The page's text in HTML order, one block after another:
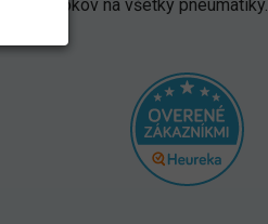
5 rokov na všetky pneumatiky.